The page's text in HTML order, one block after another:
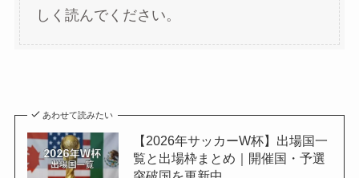
しく読んでください。
あわせて読みたい
【2026年サッカーW杯】出場国一
覧と出場枠まとめ｜開催国・予選